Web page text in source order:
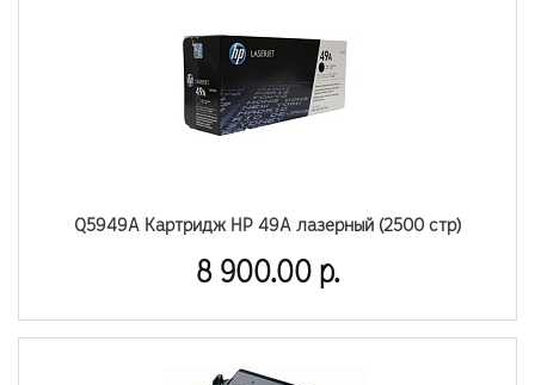
Q5949A Картридж HP 49A лазерный (2500 стр)
8 900.00 р.